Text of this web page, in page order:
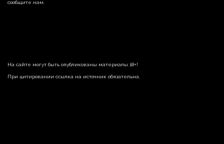
сообщите нам.
На сайте могут быть опубликованы материалы 18+!
При цитировании ссылка на источник обязательна.